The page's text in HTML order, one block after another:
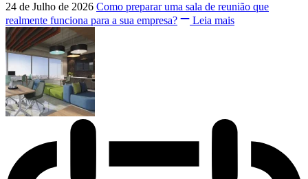
24 de Julho de 2026 Como preparar uma sala de reunião que
realmente funciona para a sua empresa?
Leia mais